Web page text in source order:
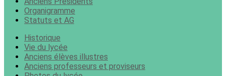
Organigramme
Statuts et AG
Historique
Vie du lycée
Anciens élèves illustres
Anciens professeurs et proviseurs